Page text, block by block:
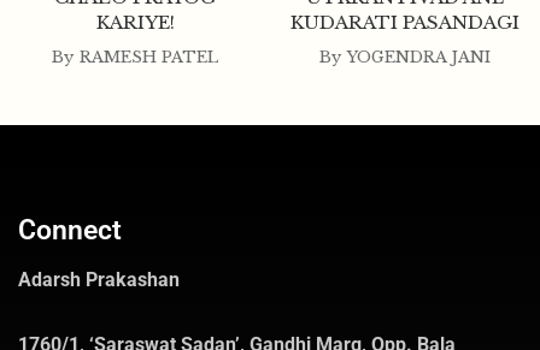
KARIYE!
By RAMESH PATEL
KUDARATI PASANDAGI
By YOGENDRA JANI
Connect
Adarsh Prakashan
1760/1, ‘Saraswat Sadan’, Gandhi Marg, Opp. Bala